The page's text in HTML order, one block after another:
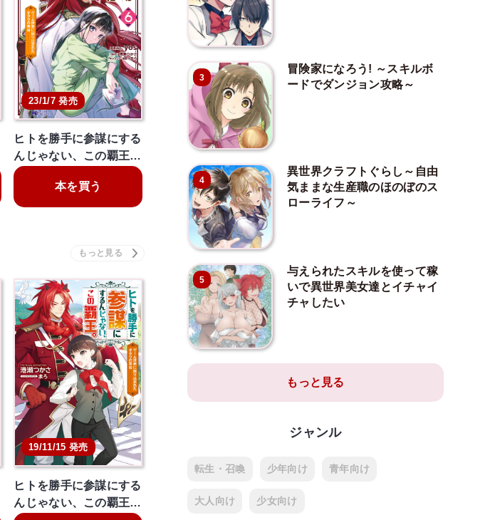
23/1/7 発売
ヒトを勝手に参謀にする
んじゃない、この覇王…
本を買う
19/11/15 発売
ヒトを勝手に参謀にする
んじゃない、この覇王…
3
冒険家になろう! ～スキルボ
ードでダンジョン攻略～
4
異世界クラフトぐらし～自由
気ままな生産職のほのぼのス
ローライフ～
5
与えられたスキルを使って稼
いで異世界美女達とイチャイ
チャしたい
もっと見る
ジャンル
転生・召喚 少年向け 青年向け
大人向け 少女向け